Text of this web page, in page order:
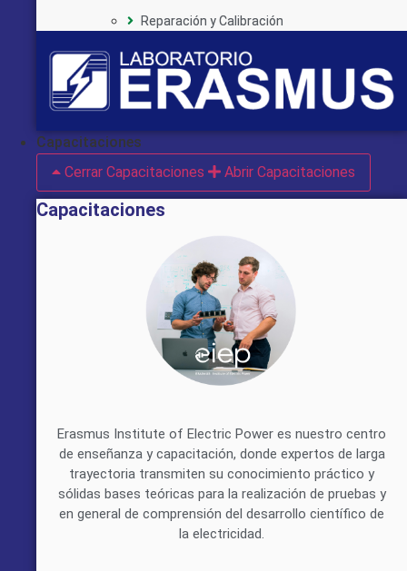
Reparación y Calibración
Capacitaciones
Cerrar Capacitaciones
Abrir Capacitaciones
Capacitaciones
Erasmus Institute of Electric Power es nuestro centro
de enseñanza y capacitación, donde expertos de larga
trayectoria transmiten su conocimiento práctico y
sólidas bases teóricas para la realización de pruebas y
en general de comprensión del desarrollo científico de
la electricidad.